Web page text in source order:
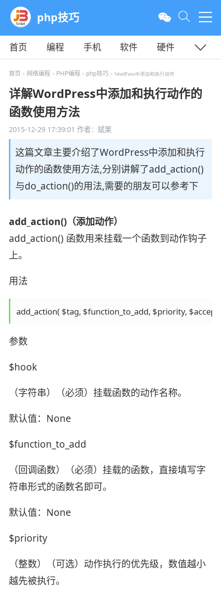
php技巧
首页 编程 手机 软件
硬件
教程
平面 服务器
首页 > 网络编程 > PHP编程 > php技巧 > WordPress中添加和执行动作
详解WordPress中添加和执行动作的
函数使用方法
2015-12-29 17:39:01 作者：斌果
这篇文章主要介绍了WordPress中添加和执行
动作的函数使用方法,分别讲解了add_action()
与do_action()的用法,需要的朋友可以参考下
add_action()（添加动作）
add_action() 函数用来挂载一个函数到动作钩子
上。
用法
参数
$hook
（字符串）（必须）挂载函数的动作名称。
默认值：None
$function_to_add
（回调函数）（必须）挂载的函数，直接填写字
符串形式的函数名即可。
默认值：None
$priority
（整数）（可选）动作执行的优先级，数值越小
越先被执行。